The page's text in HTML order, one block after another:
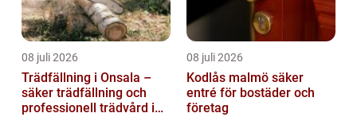
08 juli 2026
Trädfällning i Onsala –
säker trädfällning och
professionell trädvård i
08 juli 2026
Kodlås malmö säker
entré för bostäder och
företag